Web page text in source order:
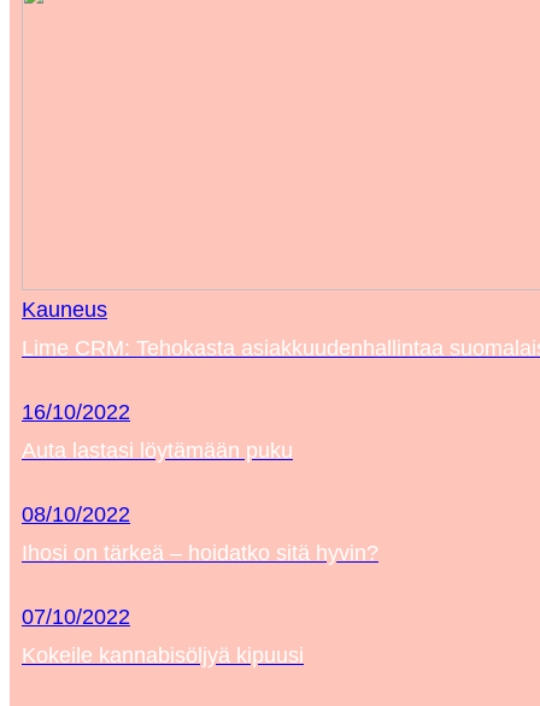
Kauneus
Lime CRM: Tehokasta asiakkuudenhallintaa
16/10/2022
Auta lastasi löytämään puku
08/10/2022
Ihosi on tärkeä – hoidatko sitä hyvin?
07/10/2022
Kokeile kannabisöljyä kipuusi